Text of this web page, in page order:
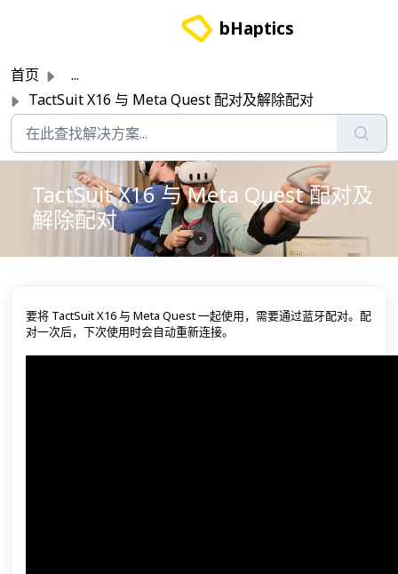
bHaptics
首页
...
TactSuit X16 与 Meta Quest 配对及解除配对
TactSuit X16 与 Meta Quest 配对及
解除配对
要将 TactSuit X16 与 Meta Quest 一起使用，需要通过蓝牙配对。配
对一次后，下次使用时会自动重新连接。